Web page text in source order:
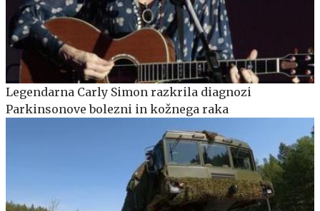
Legendarna Carly Simon razkrila diagnozi
Parkinsonove bolezni in kožnega raka